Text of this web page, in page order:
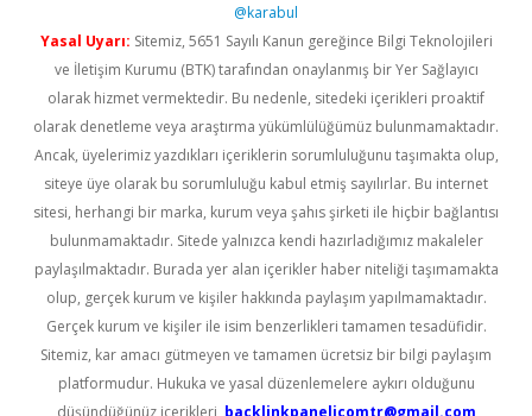
@karabul
Yasal Uyarı: Sitemiz, 5651 Sayılı Kanun gereğince Bilgi Teknolojileri
ve İletişim Kurumu (BTK) tarafından onaylanmış bir Yer Sağlayıcı
olarak hizmet vermektedir. Bu nedenle, sitedeki içerikleri proaktif
olarak denetleme veya araştırma yükümlülüğümüz bulunmamaktadır.
Ancak, üyelerimiz yazdıkları içeriklerin sorumluluğunu taşımakta olup,
siteye üye olarak bu sorumluluğu kabul etmiş sayılırlar. Bu internet
sitesi, herhangi bir marka, kurum veya şahıs şirketi ile hiçbir bağlantısı
bulunmamaktadır. Sitede yalnızca kendi hazırladığımız makaleler
paylaşılmaktadır. Burada yer alan içerikler haber niteliği taşımamakta
olup, gerçek kurum ve kişiler hakkında paylaşım yapılmamaktadır.
Gerçek kurum ve kişiler ile isim benzerlikleri tamamen tesadüfidir.
Sitemiz, kar amacı gütmeyen ve tamamen ücretsiz bir bilgi paylaşım
platformudur. Hukuka ve yasal düzenlemelere aykırı olduğunu
düşündüğünüz içerikleri, backlinkpanelicomtr@gmail.com